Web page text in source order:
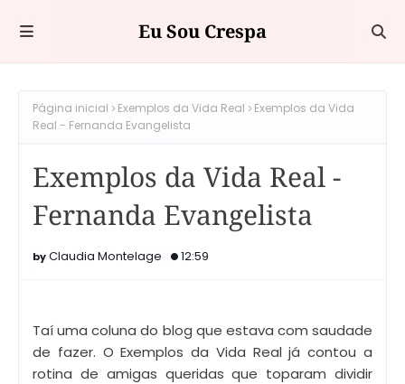
Eu Sou Crespa
Página inicial Exemplos da Vida Real
Exemplos da Vida
Real - Fernanda Evangelista
Exemplos da Vida Real -
Fernanda Evangelista
Claudia Montelage 12:59
Taí uma coluna do blog que estava com saudade
de fazer. O Exemplos da Vida Real já contou a
rotina de amigas queridas que toparam dividir